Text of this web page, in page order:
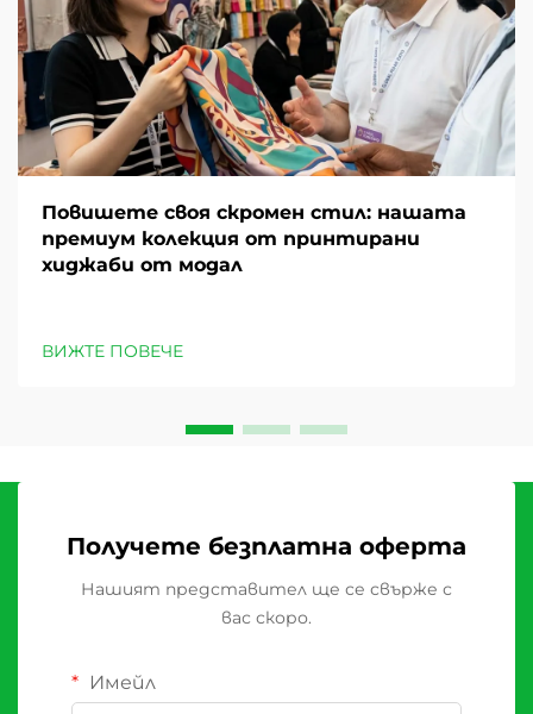
Повишете своя скромен стил: нашата
премиум колекция от принтирани
хиджаби от модал
ВИЖТЕ ПОВЕЧЕ
Получете безплатна оферта
Нашият представител ще се свърже с
вас скоро.
Имейл